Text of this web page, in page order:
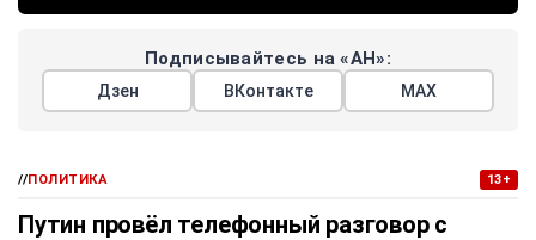
Подписывайтесь на «АН»:
Дзен ВКонтакте МАХ
//ПОЛИТИКА 13+
Путин провёл телефонный разговор с